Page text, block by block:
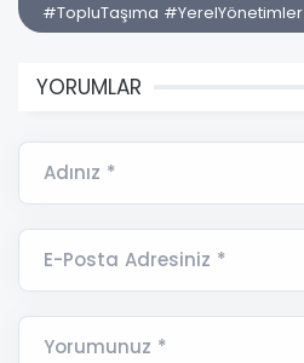
#TopluTaşıma #YerelYönetimler
YORUMLAR
Adınız *
E-Posta Adresiniz *
Yorumunuz *